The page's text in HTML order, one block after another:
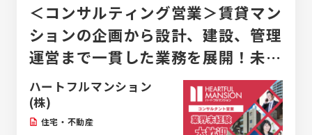
＜コンサルティング営業＞賃貸マン
ションの企画から設計、建設、管理
運営まで一貫した業務を展開！未経
験の方も大歓迎！
ハートフルマンション
(株)
住宅・不動産